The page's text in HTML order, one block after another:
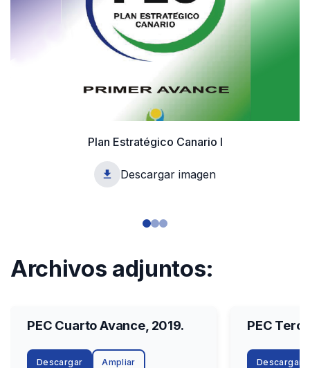
Plan Estratégico Canario I
Descargar imagen
1
Archivos adjuntos:
PEC Cuarto Avance, 2019.
Descargar Ampliar
PEC
Descargar